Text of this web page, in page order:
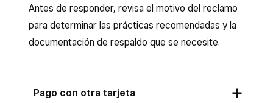
Antes de responder, revisa el motivo del reclamo
para determinar las prácticas recomendadas y la
documentación de respaldo que se necesite.
Pago con otra tarjeta